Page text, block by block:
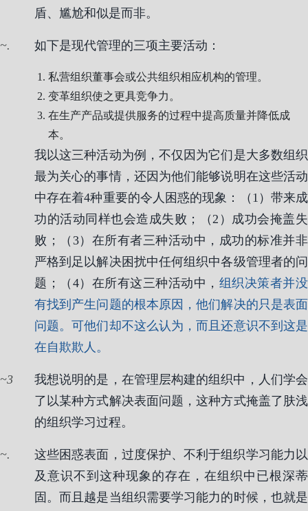
盾、尴尬和似是而非。
. 如下是现代管理的三项主要活动：
私营组织董事会或公共组织相应机构的管理。
变革组织使之更具竞争力。
在生产产品或提供服务的过程中提高质量并降低成
本。
我以这三种活动为例，不仅因为它们是大多数组织
最为关心的事情，还因为他们能够说明在这些活动
中存在着4种重要的令人困惑的现象：（1）带来成
功的活动同样也会造成失败；（2）成功会掩盖失
败；（3）在所有者三种活动中，成功的标准并非
严格到足以解决困扰中任何组织中各级管理者的问
题；（4）在所有这三种活动中， 组织决策者并没
有找到产生问题的根本原因，他们解决的只是表面
问题。可他们却不这么认为，而且还意识不到这是
在自欺欺人。
3
我想说明的是，在管理层构建的组织中，人们学会
了以某种方式解决表面问题，这种方式掩盖了肤浅
的组织学习过程。
.
这些困惑表面，过度保护、不利于组织学习能力以
及意识不到这种现象的存在，在组织中已根深蒂
固。而且越是当组织需要学习能力的时候，也就是